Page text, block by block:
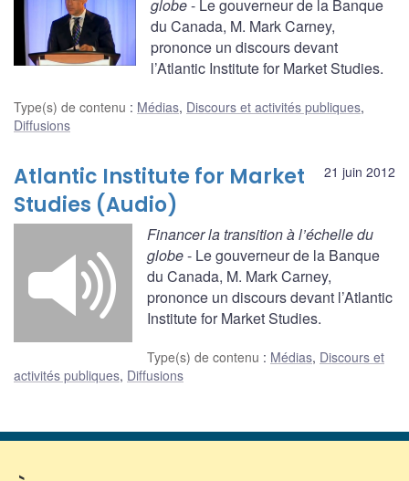
globe- Le gouverneur de la Banque
du Canada, M. Mark Carney,
prononce un discours devant
l’Atlantic Institute for Market Studies.
Type(s) de contenu : Médias, Discours et activités publiques,
Diffusions
21 juin 2012
Atlantic Institute for Market
Studies (Audio)
Financer la transition à l’échelle du
globe- Le gouverneur de la Banque
du Canada, M. Mark Carney,
prononce un discours devant l’Atlantic
Institute for Market Studies.
Type(s) de contenu : Médias, Discours et
activités publiques, Diffusions